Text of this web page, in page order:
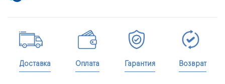
Доставка Оплата Гарантия Возврат